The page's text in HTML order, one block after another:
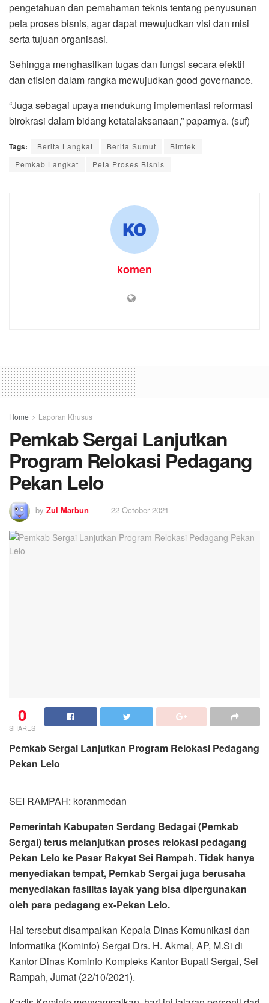
pengetahuan dan pemahaman teknis tentang penyusunan
peta proses bisnis, agar dapat mewujudkan visi dan misi
serta tujuan organisasi.
Sehingga menghasilkan tugas dan fungsi secara efektif
dan efisien dalam rangka mewujudkan good governance.
“Juga sebagai upaya mendukung implementasi reformasi
birokrasi dalam bidang ketatalaksanaan,” paparnya. (suf)
Tags: Berita Langkat Berita Sumut
Bimtek
Pemkab Langkat
Peta Proses Bisnis
komen
Home Laporan Khusus
Pemkab Sergai Lanjutkan
Program Relokasi Pedagang
Pekan Lelo
by Zul Marbun 22 October 2021
0
SHARES
Pemkab Sergai Lanjutkan Program Relokasi Pedagang
Pekan Lelo
SEI RAMPAH: koranmedan
Pemerintah Kabupaten Serdang Bedagai (Pemkab
Sergai) terus melanjutkan proses relokasi pedagang
Pekan Lelo ke Pasar Rakyat Sei Rampah. Tidak hanya
menyediakan tempat, Pemkab Sergai juga berusaha
menyediakan fasilitas layak yang bisa dipergunakan
oleh para pedagang ex-Pekan Lelo.
Hal tersebut disampaikan Kepala Dinas Komunikasi dan
Informatika (Kominfo) Sergai Drs. H. Akmal, AP, M.Si di
Kantor Dinas Kominfo Kompleks Kantor Bupati Sergai, Sei
Rampah, Jumat (22/10/2021).